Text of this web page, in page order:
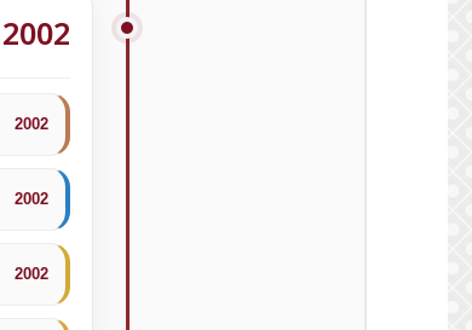
2002
2002
2002
2002